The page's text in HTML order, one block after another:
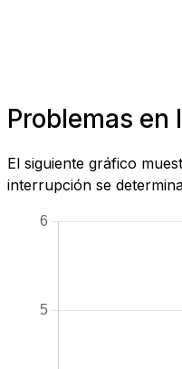
Problemas
El siguiente gráfico
interrupción se